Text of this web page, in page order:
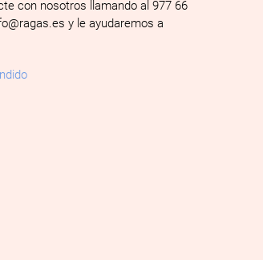
con nosotros llamando al 977 66
y le ayudaremos a